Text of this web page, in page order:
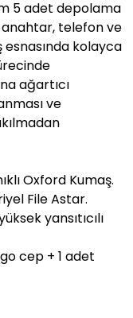
5 adet depolama
anahtar, telefon ve
kolayca
ağartıcı
ve
Oxford Kumaş.
File Astar.
yansıtıcılı
cep + 1 adet